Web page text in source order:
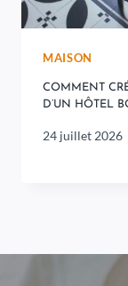
MAISON
COMMENT
D’UN HÔTEL
24 juillet 2026